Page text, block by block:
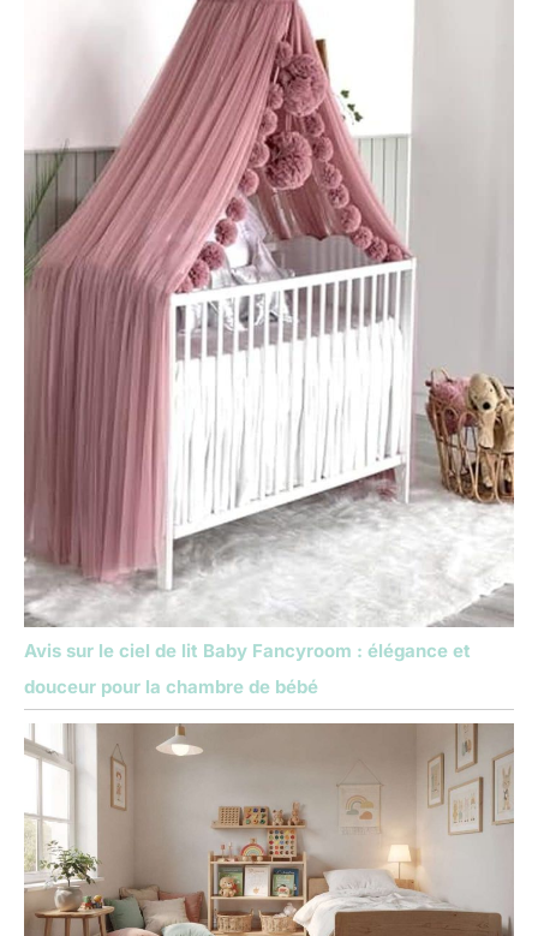
Avis sur le ciel de lit Baby Fancyroom : élégance et
douceur pour la chambre de bébé